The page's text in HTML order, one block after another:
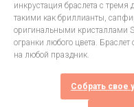
инкрустация браслета с
такими как бриллианты,
оригинальными кристаллами
огранки любого цвета.
на любой праздник.
Собрать свое